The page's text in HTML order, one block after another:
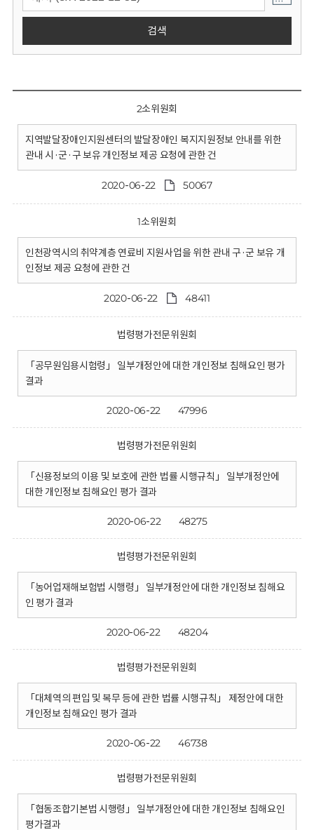
검색
2소위원회
지역발달장애인지원센터의 발달장애인 복지지원정보 안내를 위한
관내 시·군·구 보유 개인정보 제공 요청에 관한 건
2020-06-22 50067
1소위원회
인천광역시의 취약계층 연료비 지원사업을 위한 관내 구·군 보유 개
인정보 제공 요청에 관한 건
2020-06-22 48411
법령평가전문위원회
「공무원임용시험령」 일부개정안에 대한 개인정보 침해요인 평가
결과
2020-06-22 47996
법령평가전문위원회
「신용정보의 이용 및 보호에 관한 법률 시행규칙」 일부개정안에
대한 개인정보 침해요인 평가 결과
2020-06-22 48275
법령평가전문위원회
「농어업재해보험법 시행령」 일부개정안에 대한 개인정보 침해요
인 평가 결과
2020-06-22 48204
법령평가전문위원회
「대체역의 편입 및 복무 등에 관한 법률 시행규칙」 제정안에 대한
개인정보 침해요인 평가 결과
2020-06-22 46738
법령평가전문위원회
「협동조합기본법 시행령」 일부개정안에 대한 개인정보 침해요인
평가결과